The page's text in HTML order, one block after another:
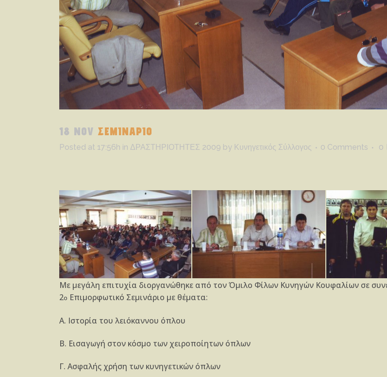
18 NOV ΣΕΜΙΝΑΡΙΟ
Posted at 17:56h in ΔΡΑΣΤΗΡΙΟΤΗΤΕΣ 2009 by Κυνηγετικός Σύλλογος 0 Comments 0
Με μεγάλη επιτυχία διοργανώθηκε από τον Όμιλο Φίλων Κυνηγών Κουφαλίων σε
2ο Επιμορφωτικό Σεμινάριο με θέματα:
Α. Ιστορία του λειόκαννου όπλου
Β. Εισαγωγή στον κόσμο των χειροποίητων όπλων
Γ. Ασφαλής χρήση των κυνηγετικών όπλων